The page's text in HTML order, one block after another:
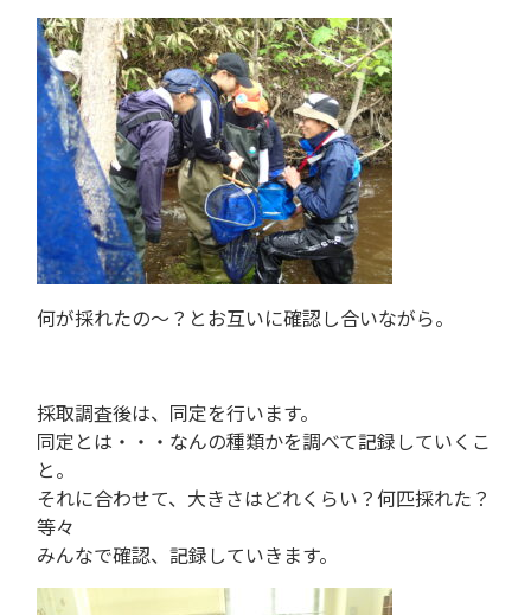
何が採れたの～？とお互いに確認し合いながら。
採取調査後は、同定を行います。
同定とは・・・なんの種類かを調べて記録していくこ
と。
それに合わせて、大きさはどれくらい？何匹採れた？
等々
みんなで確認、記録していきます。